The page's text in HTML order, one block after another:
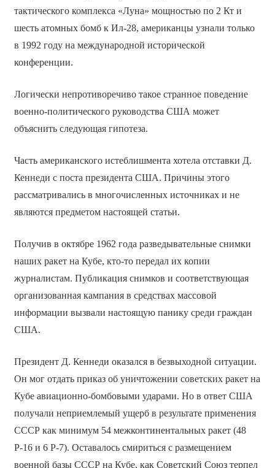
тактического комплекса «Луна» мощностью по 2 Кт и
шесть атомных бомб к Ил-28, американцы узнали только
в 1992 году на международной исторической
конференции.
Логически непротиворечиво такое странное поведение
военно-политического руководства США может
объяснить следующая гипотеза.
Часть американского истеблишмента хотела отставки Д.
Кеннеди с поста президента США. Причины этого
рассматривались в многочисленных источниках и не
являются предметом настоящей статьи.
Получив в октябре 1962 года разведывательные снимки
наших ракет на Кубе, кто-то передал их копии
журналистам. Публикация снимков и соответствующая
организованная кампания в средствах массовой
информации вызвали настоящую панику среди граждан
США.
Президент Д. Кеннеди оказался в безвыходной ситуации.
Он мог отдать приказ об уничтожении советских ракет на
Кубе авиационно-бомбовыми ударами. Но в ответ США
получали неприемлемый ущерб в результате применения
СССР как минимум 54 межконтинентальных ракет (48
Р-16 и 6 Р-7). Оставалось смириться с размещением
военной базы СССР на Кубе, как Советский Союз терпел